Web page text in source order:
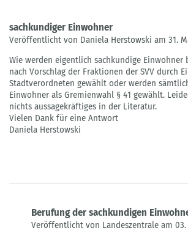
sachkundiger Einwohner
Veröffentlicht von Daniela Herstowski am 31.
Wie werden eigentlich sachkundige Einwohner
nach Vorschlag der Fraktionen der SVV durch
Stadtverordneten gewählt oder werden
Einwohner als Gremienwahl § 41 gewählt.
nichts aussagekräftiges in der Literatur.
Vielen Dank für eine Antwort
Daniela Herstowski
Berufung der sachkundigen
Veröffentlicht von Landeszentrale am 03.